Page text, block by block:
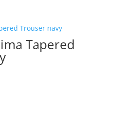
Tapered